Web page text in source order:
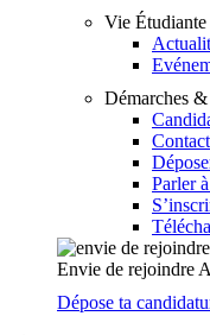
Vie Étudiante
Démarches
Parler
Envie de rejoindre
Dépose ta